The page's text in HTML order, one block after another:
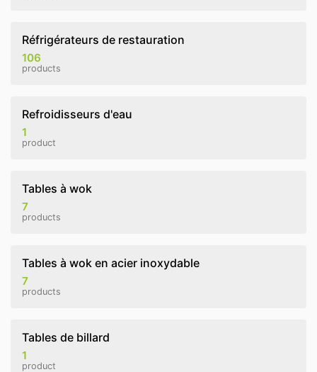
Réfrigérateurs de restauration
106
products
Refroidisseurs d'eau
1
product
Tables à wok
7
products
Tables à wok en acier inoxydable
7
products
Tables de billard
1
product